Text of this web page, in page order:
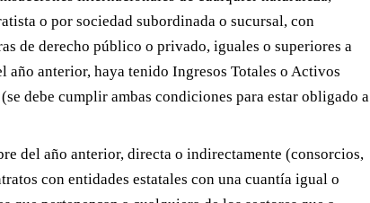
o por sociedad subordinada o sucursal, con
de derecho público o privado, iguales o superiores a
anterior, haya tenido Ingresos Totales o Activos
debe cumplir ambas condiciones para estar obligado a
del año anterior, directa o indirectamente (consorcios,
con entidades estatales con una cuantía igual o